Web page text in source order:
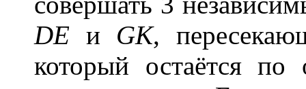
DE и GK,
который остаётся